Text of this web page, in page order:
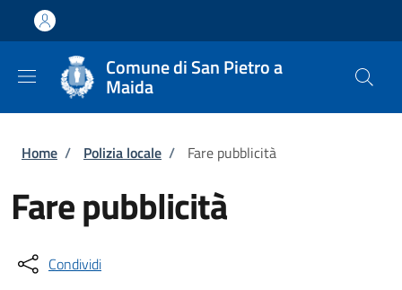
Salta al contenuto principale
Skip to footer content
Comune di San Pietro a
Maida
Briciole di pane
Home / Polizia locale / Fare pubblicità
Fare pubblicità
Condividi